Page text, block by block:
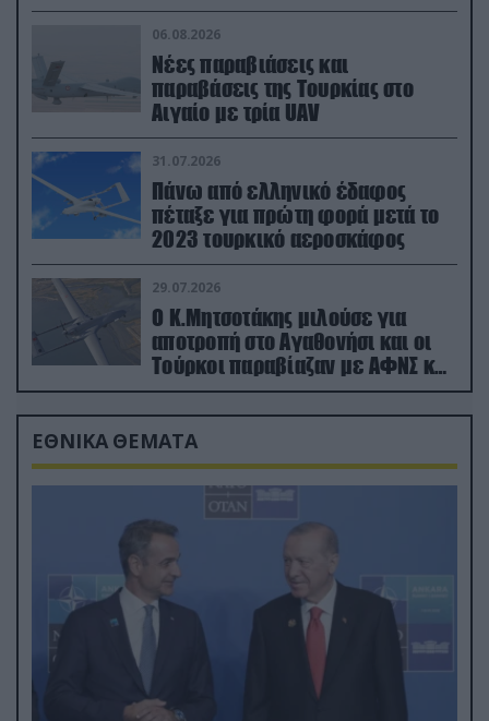
06.08.2026
Νέες παραβιάσεις και
παραβάσεις της Τουρκίας στο
Αιγαίο με τρία UAV
31.07.2026
Πάνω από ελληνικό έδαφος
πέταξε για πρώτη φορά μετά το
2023 τουρκικό αεροσκάφος
29.07.2026
Ο Κ.Μητσοτάκης μιλούσε για
αποτροπή στο Αγαθονήσι και οι
Τούρκοι παραβίαζαν με ΑΦΝΣ και
drone
ΕΘΝΙΚΑ ΘΕΜΑΤΑ